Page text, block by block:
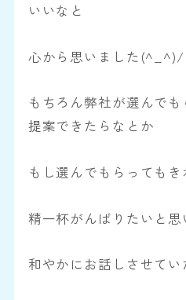
いいなと
心から思いました(^_^)/
もちろん弊社が選んで
提案できたらなとか
もし選んでもらっても
精一杯がんばりたいと
和やかにお話しさせてい